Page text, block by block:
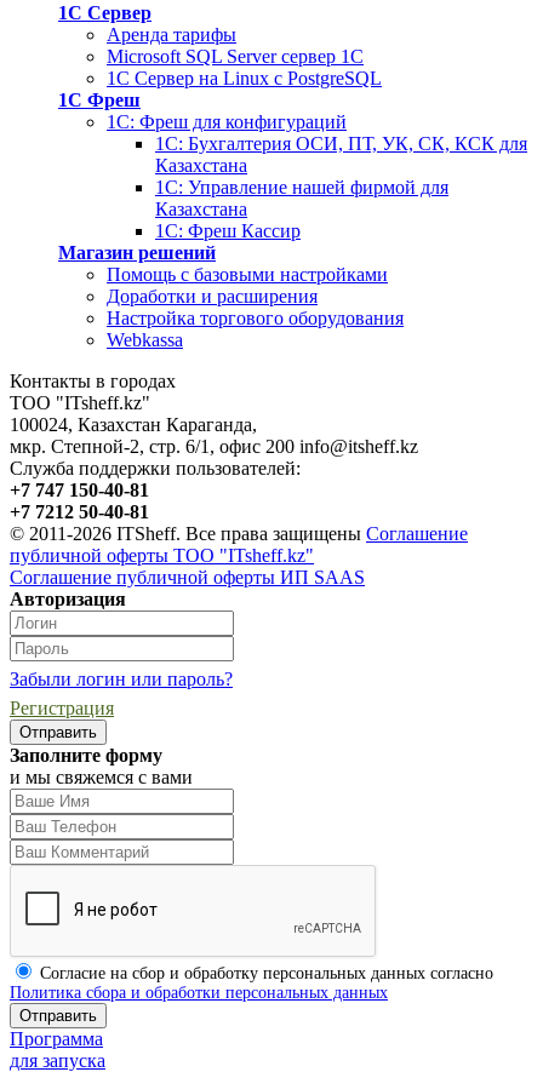
1С Сервер
Аренда тарифы
Microsoft SQL Server сервер 1С
1С Сервер на Linux c PostgreSQL
1С Фреш
1С: Фреш для конфигураций
1С: Бухгалтерия ОСИ, ПТ, УК, СК, КСК для
Казахстана
1С: Управление нашей фирмой для
Казахстана
1С: Фреш Кассир
Магазин решений
Помощь с базовыми настройками
Доработки и расширения
Настройка торгового оборудования
Webkassa
Контакты в городах
ТОО "ITsheff.kz"
100024, Казахстан Караганда,
мкр. Степной-2, стр. 6/1, офис 200 info@itsheff.kz
Служба поддержки пользователей:
+7 747 150-40-81
+7 7212 50-40-81
© 2011-2026 ITSheff. Все права защищены Соглашение
публичной оферты ТОО "ITsheff.kz"
Соглашение публичной оферты ИП SAAS
Авторизация
Забыли логин или пароль?
Регистрация
Заполните форму
и мы свяжемся с вами
Согласие на сбор и обработку персональных данных согласно
Политика сбора и обработки персональных данных
Программа
для запуска